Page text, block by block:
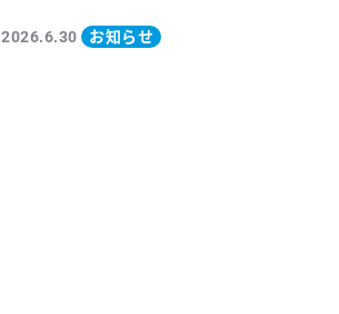
2026.6.30 お知らせ